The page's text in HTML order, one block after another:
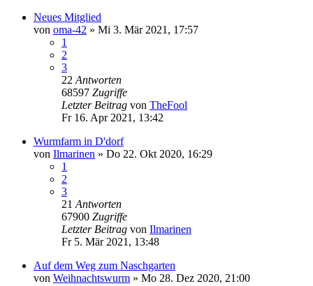
Neues Mitglied
von oma-42 » Mi 3. Mär 2021, 17:57
1
2
3
22 Antworten
68597 Zugriffe
Letzter Beitrag von TheFool
Fr 16. Apr 2021, 13:42
Wurmfarm in D'dorf
von Ilmarinen » Do 22. Okt 2020, 16:29
1
2
3
21 Antworten
67900 Zugriffe
Letzter Beitrag von Ilmarinen
Fr 5. Mär 2021, 13:48
Auf dem Weg zum Naschgarten
von Weihnachtswurm » Mo 28. Dez 2020, 21:00